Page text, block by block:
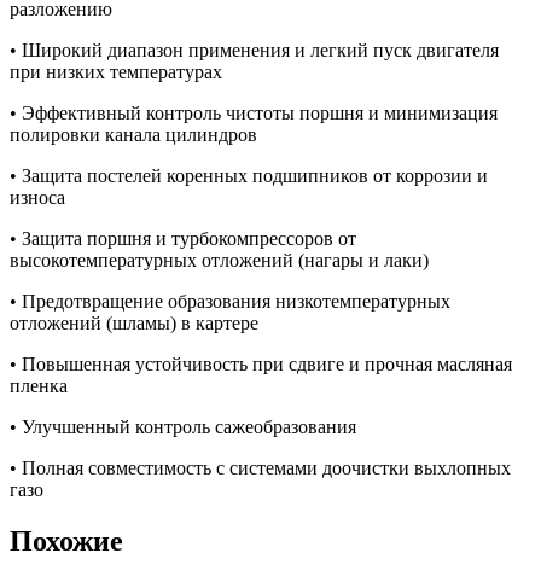
разложению
• Широкий диапазон применения и легкий пуск двигателя
при низких температурах
• Эффективный контроль чистоты поршня и минимизация
полировки канала цилиндров
• Защита постелей коренных подшипников от коррозии и
износа
• Защита поршня и турбокомпрессоров от
высокотемпературных отложений (нагары и лаки)
• Предотвращение образования низкотемпературных
отложений (шламы) в картере
• Повышенная устойчивость при сдвиге и прочная масляная
пленка
• Улучшенный контроль сажеобразования
• Полная совместимость с системами доочистки выхлопных
газо
Похожие